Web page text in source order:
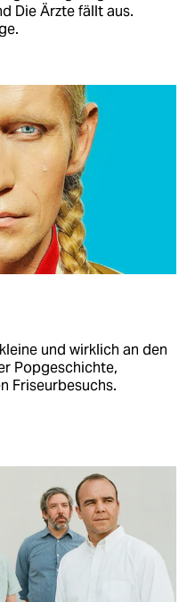
Die Ärzte fällt aus.
und wirklich an den
Popgeschichte,
Friseurbesuchs.